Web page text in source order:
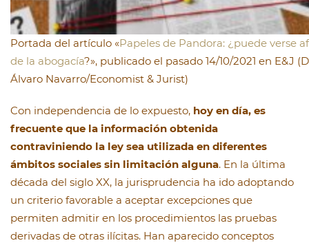
Portada del artículo «Papeles de Pandora: ¿puede verse
de la abogacía?», publicado el pasado 14/10/2021 en E&J
Álvaro Navarro/Economist & Jurist)
Con independencia de lo expuesto, hoy en día, es
frecuente que la información obtenida
contraviniendo la ley sea utilizada en diferentes
ámbitos sociales sin limitación alguna. En la última
década del siglo XX, la jurisprudencia ha ido adoptando
un criterio favorable a aceptar excepciones que
permiten admitir en los procedimientos las pruebas
derivadas de otras ilícitas. Han aparecido conceptos